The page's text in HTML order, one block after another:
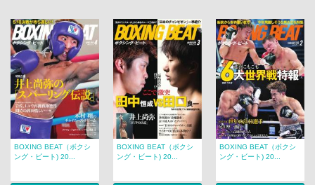
BOXING BEAT（ボクシ
ング・ビート) 20...
BOXING BEAT（ボクシ
ング・ビート) 20...
BOXING BEAT（ボクシ
ング・ビート) 20...